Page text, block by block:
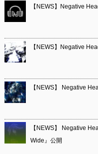
【NEWS】Negative
【NEWS】Negative
【NEWS】 Negative
【NEWS】 Negative
Wide』公開